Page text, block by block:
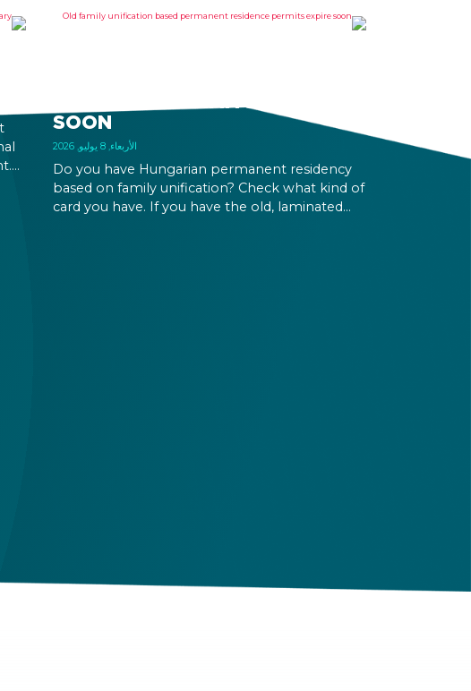
SOON
الأربعاء, 8 يوليو, 2026
Do you have Hungarian permanent residency
based on family unification? Check what kind of
card you have. If you have the old, laminated